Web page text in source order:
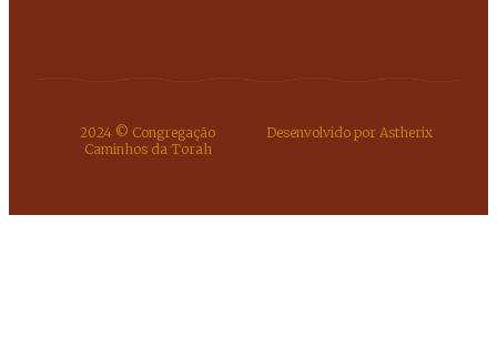
2024 © Congregação
Caminhos da Torah
Desenvolvido por Astherix